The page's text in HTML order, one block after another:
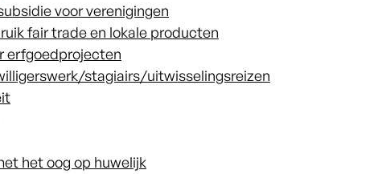
voor verenigingen
fair trade en lokale producten
erfgoedprojecten
stagiairs/uitwisselingsreizen
het oog op huwelijk